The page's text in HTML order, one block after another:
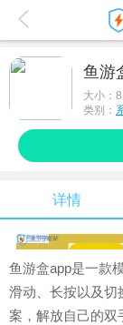
鱼游
大小：
类别：
详情
鱼游盒app是一款
滑动、长按以及切
案，解放自己的双